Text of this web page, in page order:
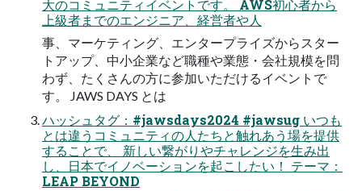
大のコミュニティイベントです。 AWS初心者から
上級者までのエンジニア、経営者や人
事、マーケティング、エンタープライズからスター
トアップ、中小企業など職種や業態・会社規模を問
わず、たくさんの方に参加いただけるイベントで
す。 JAWS DAYS とは
ハッシュタグ：#jawsdays2024 #jawsug いつも
とは違うコミュニティの人たちと触れあう場を提供
することで、 新しい繋がりやチャレンジを生み出
し、日本でイノベーションを起こしたい！ テーマ：
LEAP BEYOND